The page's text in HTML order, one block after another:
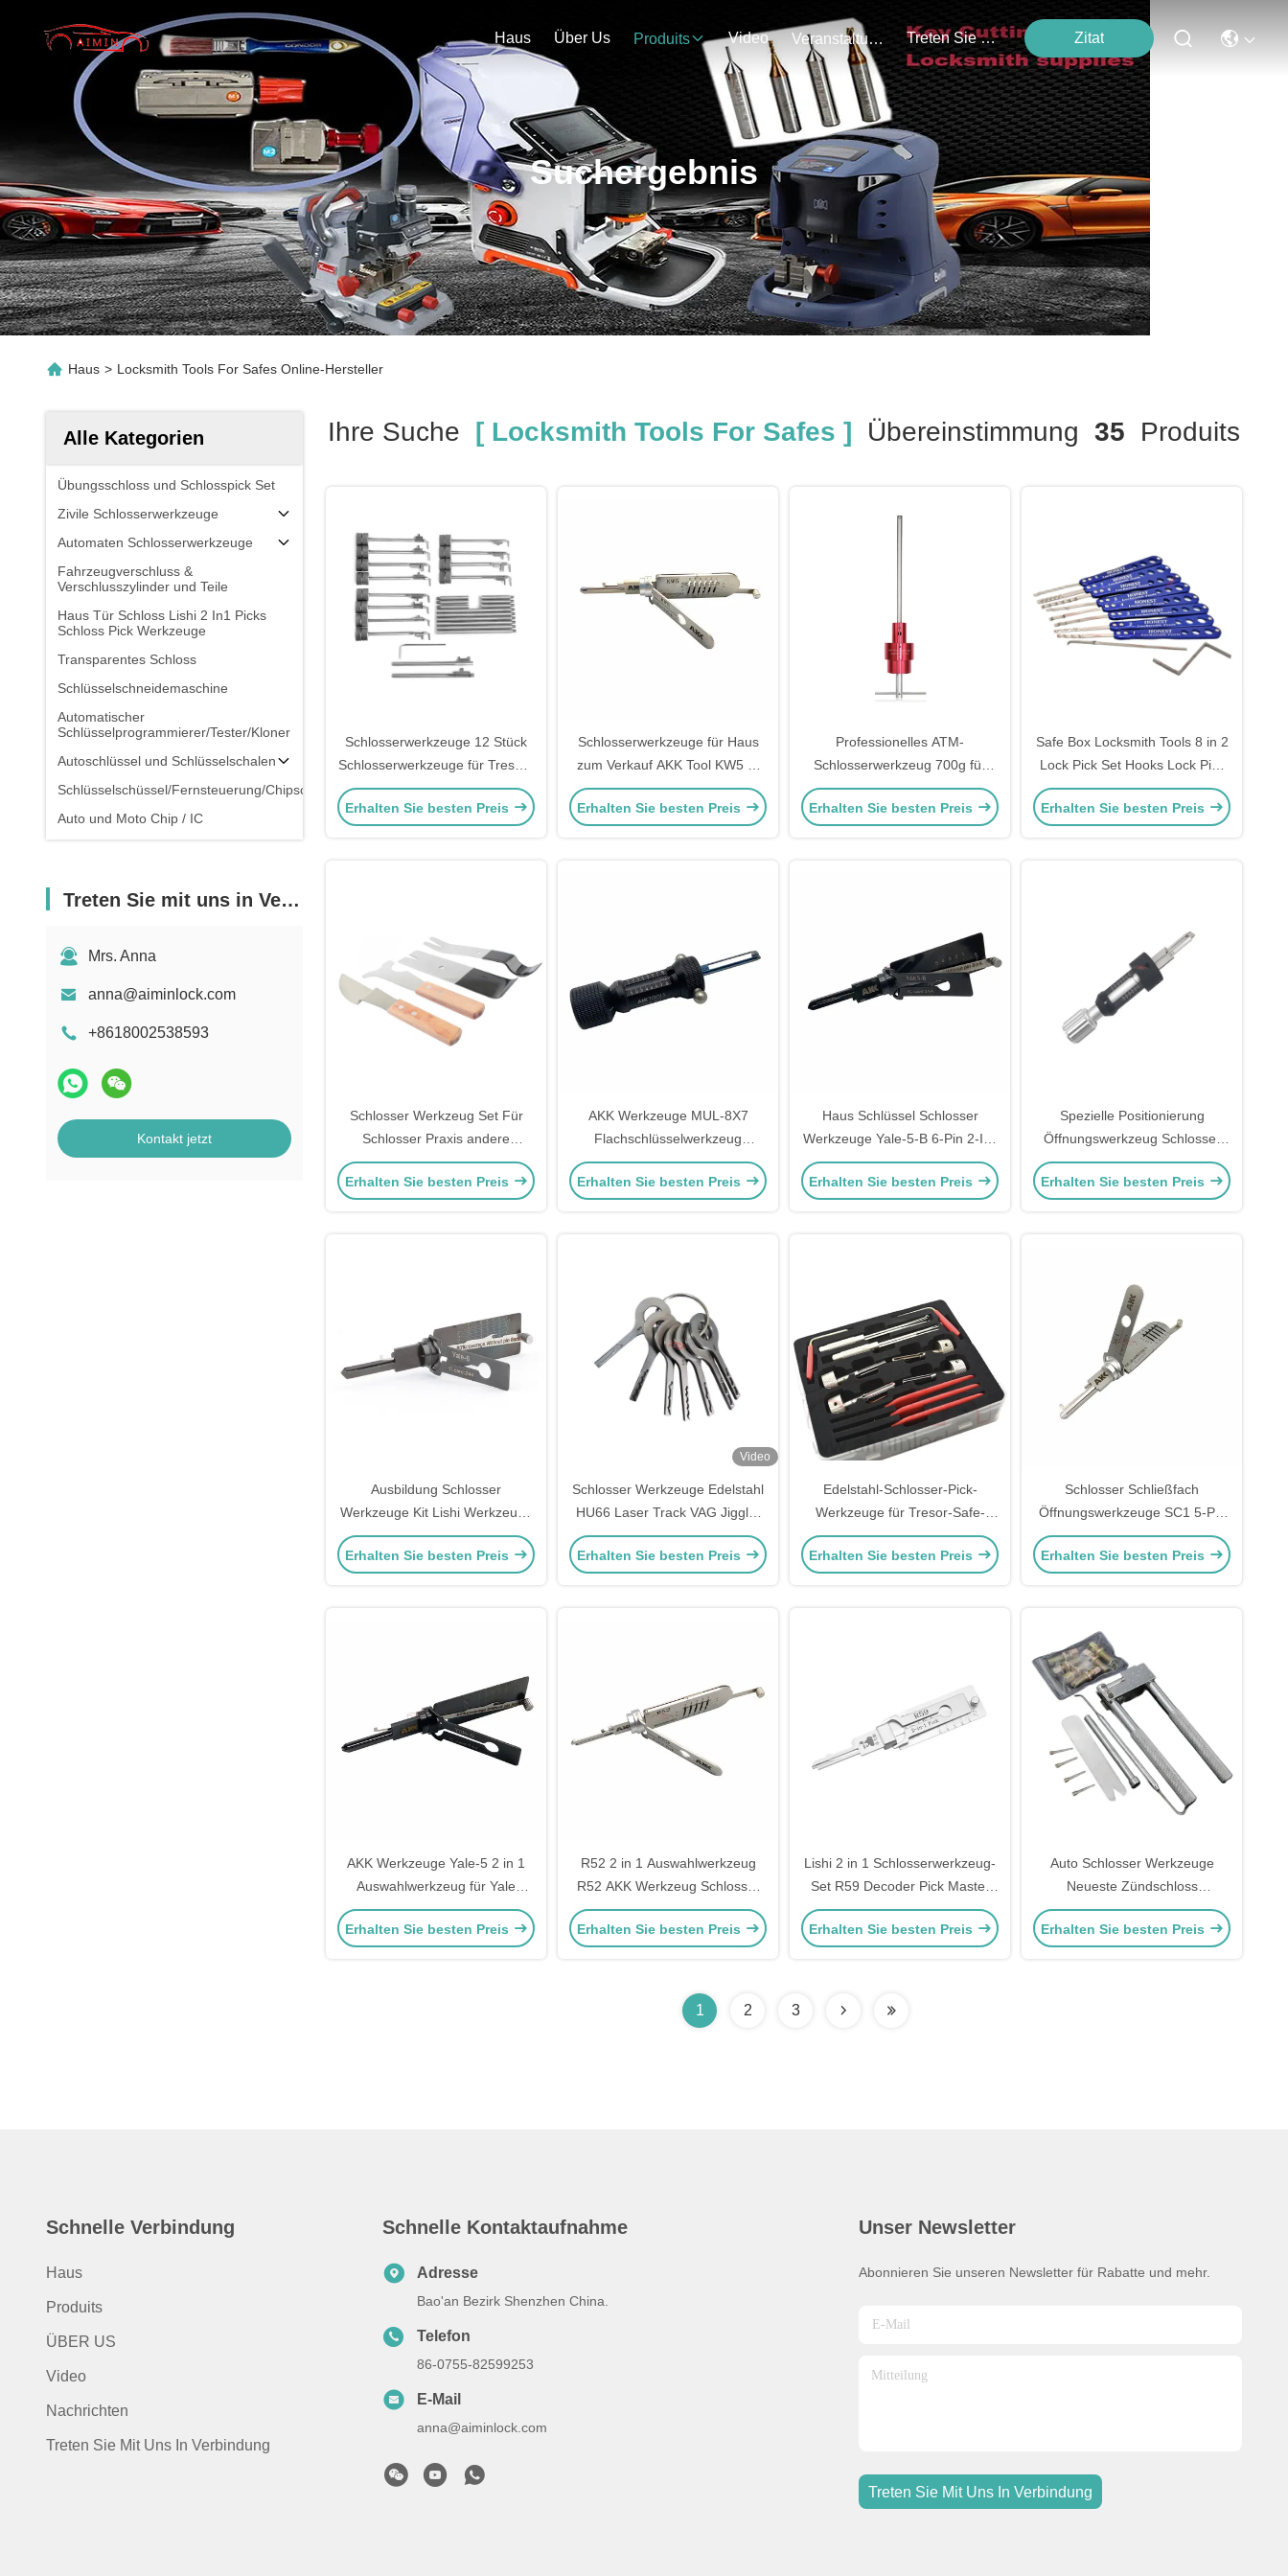
Haus Über Us Produits Video Veranstaltungen Treten Sie Mit Uns In Verbindung Zitat
Suchergebnis
Haus > Locksmith Tools For Safes Online-Hersteller
Alle Kategorien
Übungsschloss und Schlosspick Set
Zivile Schlosserwerkzeuge
Automaten Schlosserwerkzeuge
Fahrzeugverschluss &
Verschlusszylinder und Teile
Haus Tür Schloss Lishi 2 In1 Picks
Schloss Pick Werkzeuge
Transparentes Schloss
Schlüsselschneidemaschine
Automatischer
Schlüsselprogrammierer/Tester/Kloner
Autoschlüssel und Schlüsselschalen
Schlüsselschüssel/Fernsteuerung/Chipschlüssel
Auto und Moto Chip / IC
Treten Sie mit uns in Verbindung
Mrs. Anna
anna@aiminlock.com
+8618002538593
Kontakt jetzt
Ihre Suche [ Locksmith Tools For Safes ] Übereinstimmung 35 Produits
Schlosserwerkzeuge 12 Stück
Schlosserwerkzeuge für Tresore
Schlosspiker Set
Erhalten Sie besten Preis
Schlosserwerkzeuge für Haus
zum Verkauf AKK Tool KW5 6-
Pin 2-in-1 Pick für Kwikset
Türschlösser
Erhalten Sie besten Preis
Professionelles ATM-
Schlosserwerkzeug 700g für
Tresorschlossreparatur Lagard
2212 2226 2270
Erhalten Sie besten Preis
Safe Box Locksmith Tools 8 in 2
Lock Pick Set Hooks Lock Pick
Set
Erhalten Sie besten Preis
Schlosser Werkzeug Set Für
Schlosser Praxis andere
Handwerkzeug Tür Schlitz
Schnell öffnen 4 Stück Set Of
Erhalten Sie besten Preis
AKK Werkzeuge MUL-8X7
Flachschlüsselwerkzeug
Schlosserwerkzeuge Schloss
wählt Werkzeuge
Erhalten Sie besten Preis
Haus Schlüssel Schlosser
Werkzeuge Yale-5-B 6-Pin 2-IN-
1 Pick für Yale Türschlösser
AKK Tools
Erhalten Sie besten Preis
Spezielle Positionierung
Öffnungswerkzeug Schlosser
Werkzeuge Klinge Schloss wählt
Werkzeuge für ABUS CISA
Erhalten Sie besten Preis
Ausbildung Schlosser
Werkzeuge Kit Lishi Werkzeuge
Yale-5 Yale-6 Cisa-5 Schloss
Picking 2-IN-1 Pick
Erhalten Sie besten Preis
Video
Schlosser Werkzeuge Edelstahl
HU66 Laser Track VAG Jiggler
Schnellöffnen VAG Autotür
Schloss Reparatur
Erhalten Sie besten Preis
Edelstahl-Schlosser-Pick-
Werkzeuge für Tresor-Safe-
Entriegelungs-Set
Erhalten Sie besten Preis
Schlosser Schließfach
Öffnungswerkzeuge SC1 5-Pin
2-IN-1 Pick für Schlage
Türschlösser SC1
Erhalten Sie besten Preis
AKK Werkzeuge Yale-5 2 in 1
Auswahlwerkzeug für Yale
Türschlösser Schlosser sichere
Werkzeuge
Erhalten Sie besten Preis
R52 2 in 1 Auswahlwerkzeug
R52 AKK Werkzeug Schlosser
Türöffnungswerkzeug
Erhalten Sie besten Preis
Lishi 2 in 1 Schlosserwerkzeug-
Set R59 Decoder Pick Master
Lock Pick Schlosserwerkzeuge
Heimische Öffnungswerkzeuge
Erhalten Sie besten Preis
Auto Schlosser Werkzeuge
Neueste Zündschloss
Entfernung Pin Tool Für Honda
Erhalten Sie besten Preis
1 2 3
Schnelle Verbindung
Haus
Produits
ÜBER US
Video
Nachrichten
Treten Sie Mit Uns In Verbindung
Schnelle Kontaktaufnahme
Adresse
Bao'an Bezirk Shenzhen China.
Telefon
86-0755-82599253
E-Mail
anna@aiminlock.com
Unser Newsletter
Abonnieren Sie unseren Newsletter für Rabatte und mehr.
Treten Sie Mit Uns In Verbindung